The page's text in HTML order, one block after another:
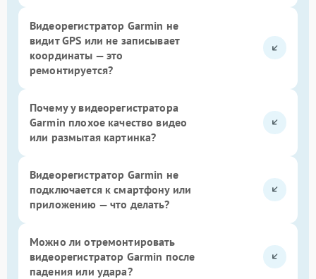
Видеорегистратор Garmin не
видит GPS или не записывает
координаты — это
ремонтируется?
Почему у видеорегистратора
Garmin плохое качество видео
или размытая картинка?
Видеорегистратор Garmin не
подключается к смартфону или
приложению — что делать?
Можно ли отремонтировать
видеорегистратор Garmin после
падения или удара?